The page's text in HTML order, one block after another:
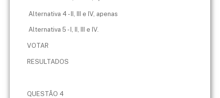
Alternativa 4 - II, III e IV, apenas
Alternativa 5 - I, II, III e IV.
VOTAR
RESULTADOS
QUESTÃO 4